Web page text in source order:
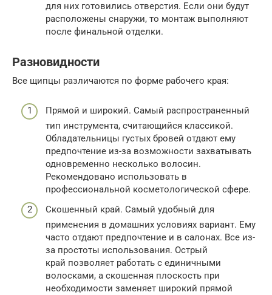
для них готовились отверстия. Если они будут
расположены снаружи, то монтаж выполняют
после финальной отделки.
Разновидности
Все щипцы различаются по форме рабочего края:
Прямой и широкий. Самый распространенный
тип инструмента, считающийся классикой.
Обладательницы густых бровей отдают ему
предпочтение из-за возможности захватывать
одновременно несколько волосин.
Рекомендовано использовать в
профессиональной косметологической сфере.
Скошенный край. Самый удобный для
применения в домашних условиях вариант. Ему
часто отдают предпочтение и в салонах. Все из-
за простоты использования. Острый
край позволяет работать с единичными
волосками, а скошенная плоскость при
необходимости заменяет широкий прямой